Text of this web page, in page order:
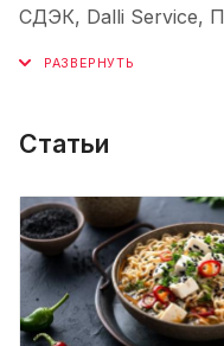
СДЭК, Dalli Service,
Статьи